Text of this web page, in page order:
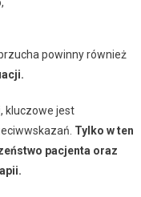
powinny również
, kluczowe jest
Tylko w ten
pacjenta oraz